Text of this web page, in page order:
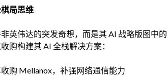
局思维
英伟达的突发奇想，而是其 AI 战略版图中
购构建其 AI 全栈解决方案：
购 Mellanox，补强网络通信能力